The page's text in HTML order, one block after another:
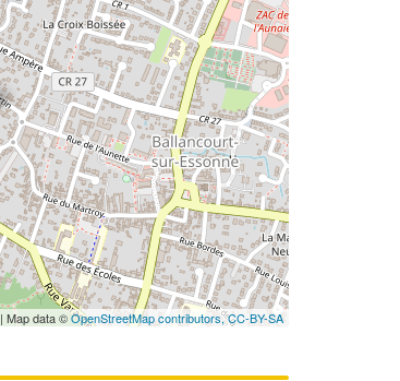
| Map data ©OpenStreetMap contributors,CC-BY-SA
✕
Vous êtes un
professionnel ?
Augmentez votrechiffre d'affaires
vosmargestout en gagnant de
nouveaux clients!
En savoir plus